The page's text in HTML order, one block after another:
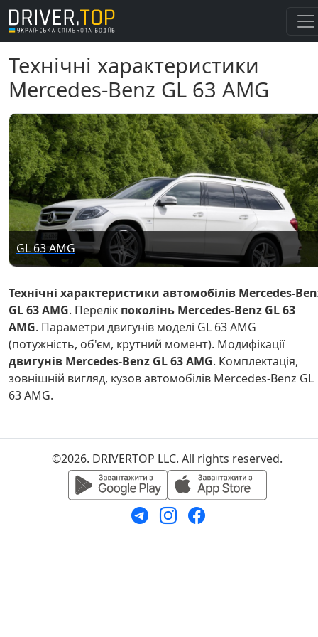
Технічні характеристики
Mercedes-Benz GL 63 AMG
GL 63 AMG
Технічні характеристики автомобілів Mercedes-
GL 63 AMG. Перелік поколінь Mercedes-Benz GL 63
AMG. Параметри двигунів моделі GL 63 AMG
(потужність, об'єм, крутний момент). Модифікації
двигунів Mercedes-Benz GL 63 AMG. Комплектація,
зовнішній вигляд, кузов автомобілів Mercedes-Benz GL
63 AMG.
©2026. DRIVERTOP LLC. All rights reserved.